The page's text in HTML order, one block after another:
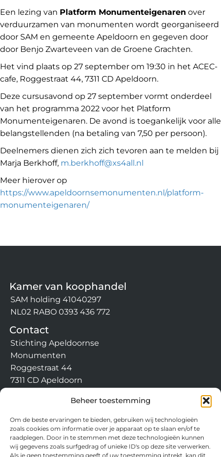
Beheer toestemming
Om de beste ervaringen te bieden, gebruiken wij technologieën
zoals cookies om informatie over je apparaat op te slaan en/of te
raadplegen. Door in te stemmen met deze technologieën kunnen
wij gegevens zoals surfgedrag of unieke ID's op deze site verwerken.
Als je geen toestemming geeft of uw toestemming intrekt, kan dit
Een lezing van Platform Monumenteigenaren over
verduurzamen van monumenten wordt georganiseerd
door SAM en gemeente Apeldoorn en gegeven door
door Benjo Zwarteveen van de Groene Grachten.
Het vind plaats op 27 september om 19:30 in het ACEC-
cafe, Roggestraat 44, 7311 CD Apeldoorn.
Deze cursusavond op 27 september vormt onderdeel
van het programma 2022 voor het Platform
Monumenteigenaren. De avond is toegankelijk voor alle
belangstellenden (na betaling van 7,50 per persoon).
Deelnemers dienen zich zich tevoren aan te melden bij
Marja Berkhoff, m.berkhoff@xs4all.nl
Meer hierover op
https://www.apeldoornsemonumenten.nl/platform-
monumenteigenaren/
Kamer van koophandel
SAM holding 41040297
NL02 RABO 0393 436 772
Contact
Stichting Apeldoornse
Monumenten
Roggestraat 44
7311 CD Apeldoorn